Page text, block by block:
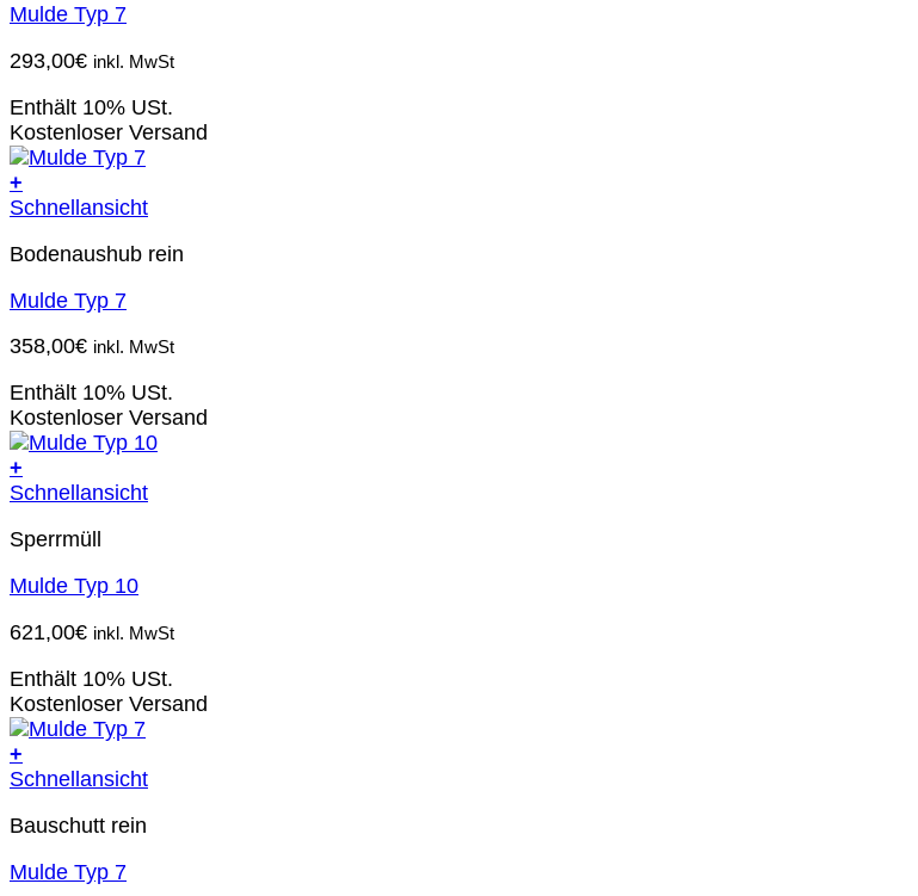
Mulde Typ 7
293,00€ inkl. MwSt
Enthält 10% USt.
Kostenloser Versand
+
Schnellansicht
Bodenaushub rein
Mulde Typ 7
358,00€ inkl. MwSt
Enthält 10% USt.
Kostenloser Versand
+
Schnellansicht
Sperrmüll
Mulde Typ 10
621,00€ inkl. MwSt
Enthält 10% USt.
Kostenloser Versand
+
Schnellansicht
Bauschutt rein
Mulde Typ 7